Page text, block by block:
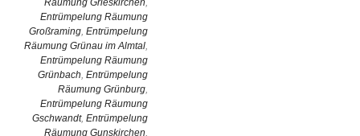
Räumung Grieskirchen,
Entrümpelung Räumung
Großraming, Entrümpelung
Räumung Grünau im Almtal,
Entrümpelung Räumung
Grünbach, Entrümpelung
Räumung Grünburg,
Entrümpelung Räumung
Gschwandt, Entrümpelung
Räumung Gunskirchen,